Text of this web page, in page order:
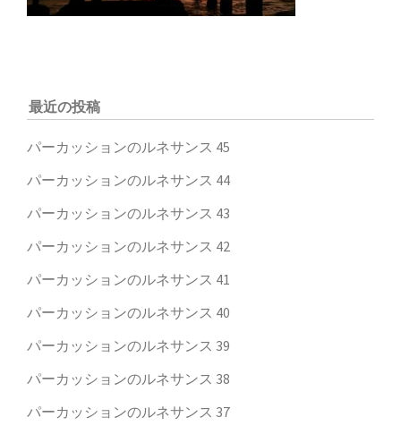
最近の投稿
パーカッションのルネサンス 45
パーカッションのルネサンス 44
パーカッションのルネサンス 43
パーカッションのルネサンス 42
パーカッションのルネサンス 41
パーカッションのルネサンス 40
パーカッションのルネサンス 39
パーカッションのルネサンス 38
パーカッションのルネサンス 37